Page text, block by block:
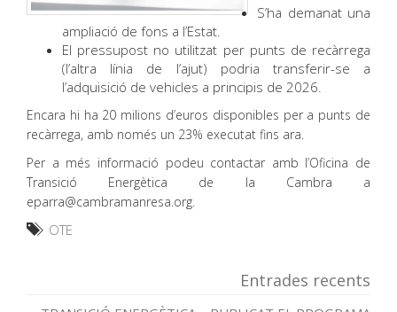
S’ha demanat una
ampliació de fons a l’Estat.
El pressupost no utilitzat per punts de recàrrega
(l’altra línia de l’ajut) podria transferir-se a
l’adquisició de vehicles a principis de 2026.
Encara hi ha 20 milions d’euros disponibles per a punts de
recàrrega, amb només un 23% executat fins ara.
Per a més informació podeu contactar amb l’Oficina de
Transició Energètica de la Cambra a
eparra@cambramanresa.org.
OTE
Entrades recents